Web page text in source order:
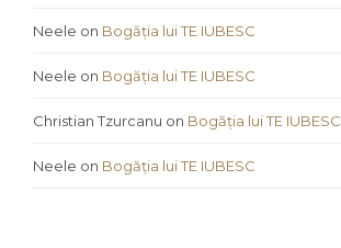
Neele on Bogăția lui TE IUBESC
Neele on Bogăția lui TE IUBESC
Christian Tzurcanu on Bogăția lui TE IUBESC
Neele on Bogăția lui TE IUBESC